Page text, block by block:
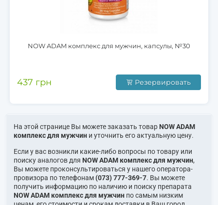
NOW ADAM комплекс для мужчин, капсулы, №30
Резервировать
437 грн
На этой странице Вы можете заказать товар NOW ADAM
комплекс для мужчин и уточнить его актуальную цену.
Если у вас возникли какие-либо вопросы по товару или
поиску аналогов для NOW ADAM комплекс для мужчин,
Вы можете проконсультироваться у нашего оператора-
провизора по телефонам (073) 777-369-7. Вы можете
получить информацию по наличию и поиску препарата
NOW ADAM комплекс для мужчин по самым низким